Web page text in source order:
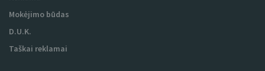
Mokėjimo būdas
D.U.K.
Taškai reklamai